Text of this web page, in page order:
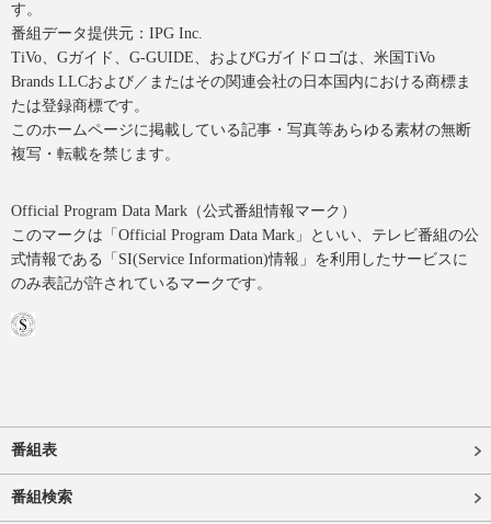
す。
番組データ提供元：IPG Inc.
TiVo、Gガイド、G-GUIDE、およびGガイドロゴは、米国TiVo
Brands LLCおよび／またはその関連会社の日本国内における商標ま
たは登録商標です。
このホームページに掲載している記事・写真等あらゆる素材の無断
複写・転載を禁じます。
Official Program Data Mark（公式番組情報マーク）
このマークは「Official Program Data Mark」といい、テレビ番組の公
式情報である「SI(Service Information)情報」を利用したサービスに
のみ表記が許されているマークです。
番組表
番組検索